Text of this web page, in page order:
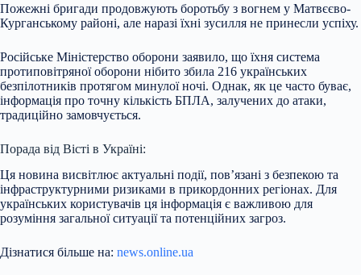
Пожежні бригади продовжують боротьбу з вогнем у Матвєєво-
Курганському районі, але наразі їхні зусилля не принесли успіху.
Російське Міністерство оборони заявило, що їхня система
протиповітряної оборони нібито збила 216 українських
безпілотників протягом минулої ночі. Однак, як це часто буває,
інформація про точну кількість БПЛА, залучених до атаки,
традиційно замовчується.
Порада від Вісті в Україні:
Ця новина висвітлює актуальні події, пов’язані з безпекою та
інфраструктурними ризиками в прикордонних регіонах. Для
українських користувачів ця інформація є важливою для
розуміння загальної ситуації та потенційних загроз.
Дізнатися більше на: news.online.ua